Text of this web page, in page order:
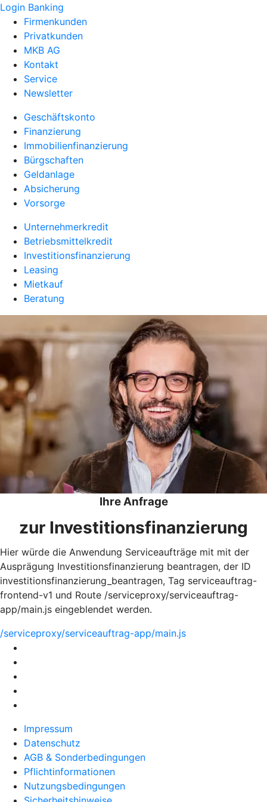
Login Banking
Firmenkunden
Privatkunden
MKB AG
Kontakt
Service
Newsletter
Geschäftskonto
Finanzierung
Immobilienfinanzierung
Bürgschaften
Geldanlage
Absicherung
Vorsorge
Unternehmerkredit
Betriebsmittelkredit
Investitionsfinanzierung
Leasing
Mietkauf
Beratung
Ihre Anfrage
zur Investitions­­­­finanzierung
Hier würde die Anwendung Serviceaufträge mit mit der
Ausprägung Investitionsfinanzierung beantragen, der ID
investitionsfinanzierung_beantragen, Tag serviceauftrag-
frontend-v1 und Route /serviceproxy/serviceauftrag-
app/main.js eingeblendet werden.
/serviceproxy/serviceauftrag-app/main.js
Impressum
Datenschutz
AGB & Sonderbedingungen
Pflichtinformationen
Nutzungsbedingungen